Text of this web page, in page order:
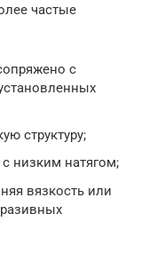
частые
с
структуру;
низким натягом;
вязкость или